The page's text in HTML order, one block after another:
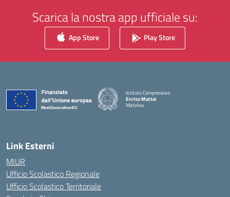
Scarica la nostra app ufficiale su:
App Store Play Store
Istituto Comprensivo
Enrico Mattei
Matelica
Link Esterni
MIUR
Ufficio Scolastico Regionale
Ufficio Scolastico Territoriale